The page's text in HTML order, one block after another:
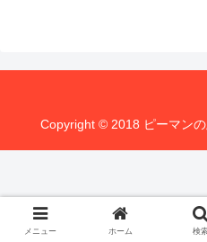
Copyright © 2018 ピーマン
メニュー ホーム 検